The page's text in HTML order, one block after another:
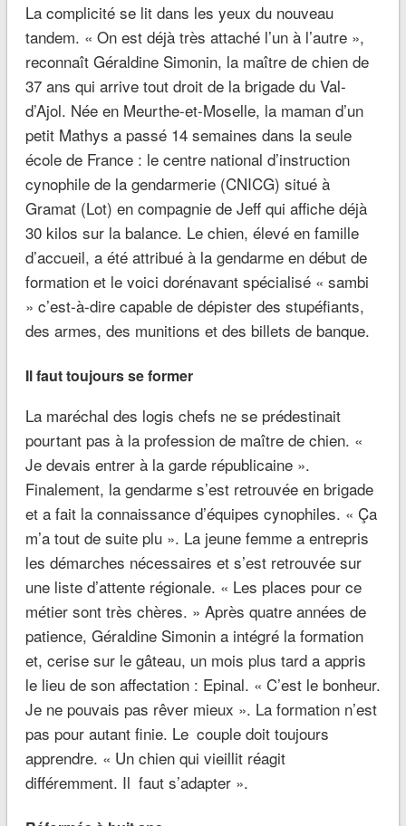
La complicité se lit dans les yeux du nouveau
tandem. « On est déjà très attaché l’un à l’autre »,
reconnaît Géraldine Simonin, la maître de chien de
37 ans qui arrive tout droit de la brigade du Val-
d’Ajol. Née en Meurthe-et-Moselle, la maman d’un
petit Mathys a passé 14 semaines dans la seule
école de France : le centre national d’instruction
cynophile de la gendarmerie (CNICG) situé à
Gramat (Lot) en compagnie de Jeff qui affiche déjà
30 kilos sur la balance. Le chien, élevé en famille
d’accueil, a été attribué à la gendarme en début de
formation et le voici dorénavant spécialisé « sambi
» c’est-à-dire capable de dépister des stupéfiants,
des armes, des munitions et des billets de banque.
Il faut toujours se former
La maréchal des logis chefs ne se prédestinait
pourtant pas à la profession de maître de chien. «
Je devais entrer à la garde républicaine ».
Finalement, la gendarme s’est retrouvée en brigade
et a fait la connaissance d’équipes cynophiles. « Ça
m’a tout de suite plu ». La jeune femme a entrepris
les démarches nécessaires et s’est retrouvée sur
une liste d’attente régionale. « Les places pour ce
métier sont très chères. » Après quatre années de
patience, Géraldine Simonin a intégré la formation
et, cerise sur le gâteau, un mois plus tard a appris
le lieu de son affectation : Epinal. « C’est le bonheur.
Je ne pouvais pas rêver mieux ». La formation n’est
pas pour autant finie. Le couple doit toujours
apprendre. « Un chien qui vieillit réagit
différemment. Il faut s’adapter ».